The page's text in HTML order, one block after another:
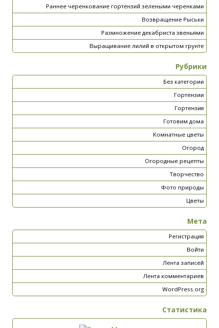
Раннее черенкование гортензий зелеными черенками
Возвращение Рыськи
Размножение декабриста звеньями
Выращивание лилий в открытом грунте
Рубрики
Без категории
Гортензии
Гортензия
Готовим дома
Комнатные цветы
Огород
Огородные рецепты
Творчество
Фото природы
Цветы
Мета
Регистрация
Войти
Лента записей
Лента комментариев
WordPress.org
Статистика